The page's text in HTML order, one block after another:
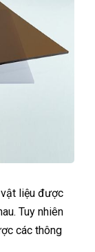
liệu được
Tuy nhiên
các thông